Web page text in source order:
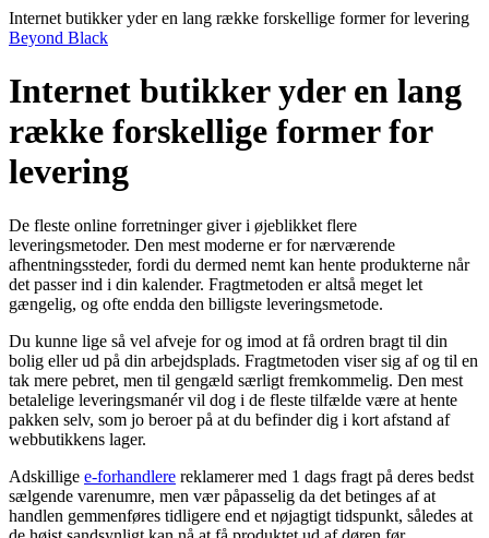
Internet butikker yder en lang række forskellige former for levering
Beyond Black
Internet butikker yder en lang
række forskellige former for
levering
De fleste online forretninger giver i øjeblikket flere
leveringsmetoder. Den mest moderne er for nærværende
afhentningssteder, fordi du dermed nemt kan hente produkterne når
det passer ind i din kalender. Fragtmetoden er altså meget let
gængelig, og ofte endda den billigste leveringsmetode.
Du kunne lige så vel afveje for og imod at få ordren bragt til din
bolig eller ud på din arbejdsplads. Fragtmetoden viser sig af og til en
tak mere pebret, men til gengæld særligt fremkommelig. Den mest
betalelige leveringsmanér vil dog i de fleste tilfælde være at hente
pakken selv, som jo beroer på at du befinder dig i kort afstand af
webbutikkens lager.
Adskillige e-forhandlere reklamerer med 1 dags fragt på deres bedst
sælgende varenumre, men vær påpasselig da det betinges af at
handlen gemmenføres tidligere end et nøjagtigt tidspunkt, således at